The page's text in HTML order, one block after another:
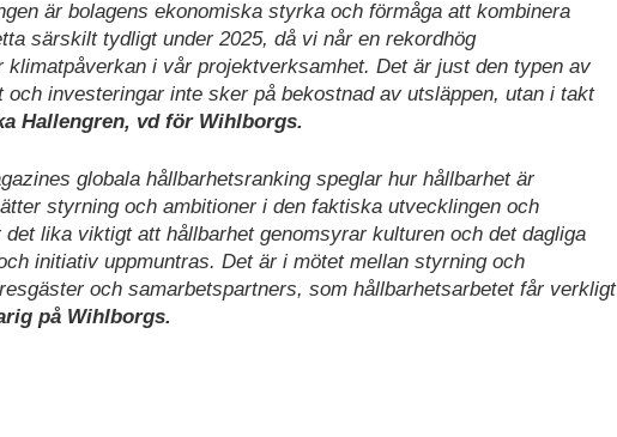
är bolagens ekonomiska styrka och förmåga att kombinera
särskilt tydligt under 2025, då vi når en rekordhög
i vår projektverksamhet. Det är just den typen av
investeringar inte sker på bekostnad av utsläppen, utan i takt
Hallengren, vd för Wihlborgs.
globala hållbarhetsranking speglar hur hållbarhet är
styrning och ambitioner i den faktiska utvecklingen och
lika viktigt att hållbarhet genomsyrar kulturen och det dagliga
initiativ uppmuntras. Det är i mötet mellan styrning och
och samarbetspartners, som hållbarhetsarbetet får verkligt
på Wihlborgs.